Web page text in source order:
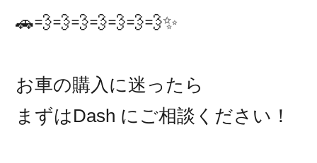
🚗💨💨💨💨💨💨💨✨
お車の購入に迷ったら
まずはDash にご相談ください！